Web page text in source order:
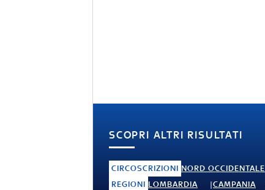
SCOPRI ALTRI RISULTATI
CIRCOSCRIZIONI NORD OCCIDENTALE
REGIONI LOMBARDIA CAMPANIA